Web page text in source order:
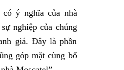
ý nghĩa của nhà
nghiệp của chúng
giá. Đây là phần
góp mặt cùng bố